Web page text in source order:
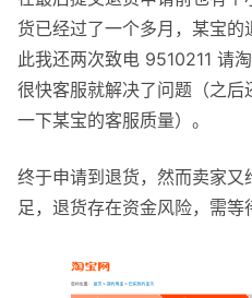
货已经过了一个多月，某宝
此我还两次致电 9510211 请
很快客服就解决了问题（之
一下某宝的客服质量）。
终于申请到退货，然而卖家
足，退货存在资金风险，需等